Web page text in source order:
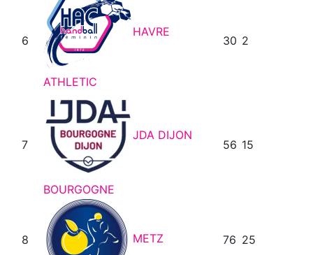
6
HAVRE
ATHLETIC
30 2
7
JDA DIJON
BOURGOGNE
56 15
8 METZ 76 25